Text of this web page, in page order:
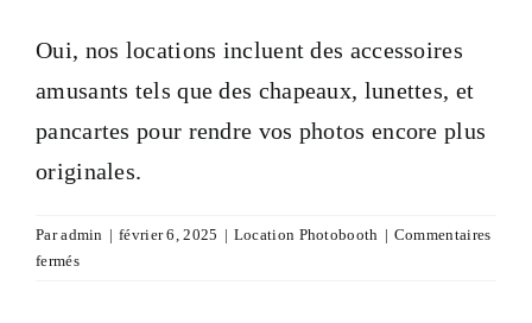
Portfolio
Notre équipe
Oui, nos locations incluent des accessoires
amusants tels que des chapeaux, lunettes, et
pancartes pour rendre vos photos encore plus
originales.
Paradmin | février 6, 2025 | Location Photobooth | Commentaires
ferméssur